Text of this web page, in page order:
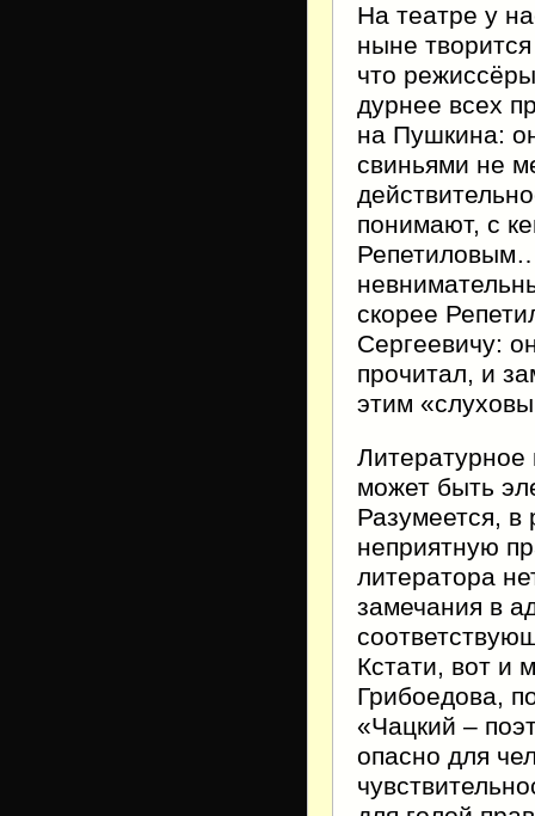
На театре у
ныне
что
дурнее всех
на Пушкина:
свиньями не
понимают, с
скорее
Сергеевичу:
прочитал, и
этим
Литературное
может быть
Разумеется, в
неприятную
литератора
замечания в
Кстати, вот и
Грибоедова,
«Чацкий –
опасно для